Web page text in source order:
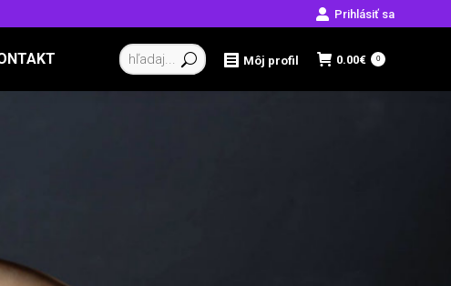
Prihlásiť sa
Vyhľadávanie: Môj profil 0.00€ 0